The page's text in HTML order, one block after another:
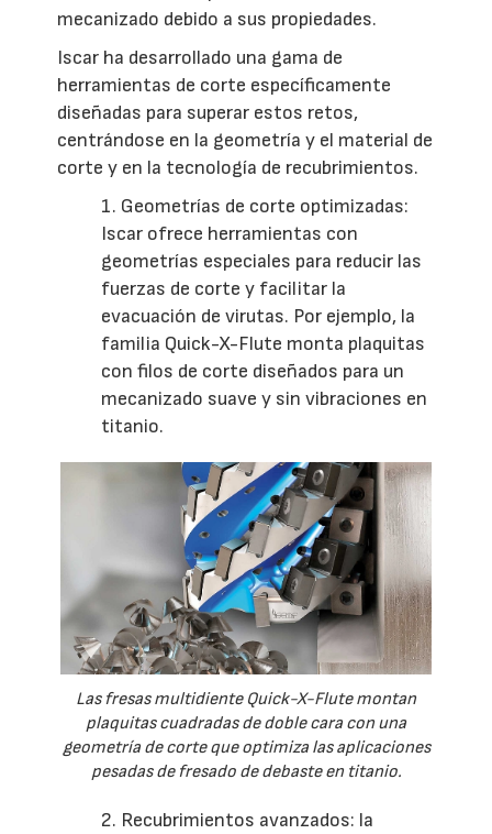
mecanizado debido a sus propiedades.
Iscar ha desarrollado una gama de
herramientas de corte específicamente
diseñadas para superar estos retos,
centrándose en la geometría y el material de
corte y en la tecnología de recubrimientos.
1. Geometrías de corte optimizadas:
Iscar ofrece herramientas con
geometrías especiales para reducir las
fuerzas de corte y facilitar la
evacuación de virutas. Por ejemplo, la
familia Quick-X-Flute monta plaquitas
con filos de corte diseñados para un
mecanizado suave y sin vibraciones en
titanio.
Las fresas multidiente Quick-X-Flute montan
plaquitas cuadradas de doble cara con una
geometría de corte que optimiza las aplicaciones
pesadas de fresado de debaste en titanio.
2. Recubrimientos avanzados: la